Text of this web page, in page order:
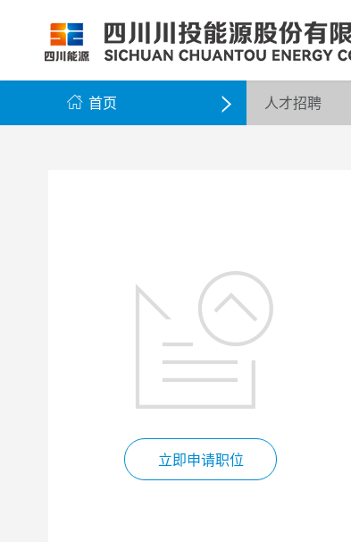
公司简介 组织架构 领导团队 企业荣誉
公司新闻 企业动态 公示公告
公司资料 股票信息 最新公告 公司邮箱
党群工作 纪检监察
 首页  人才招聘
立即申请职位